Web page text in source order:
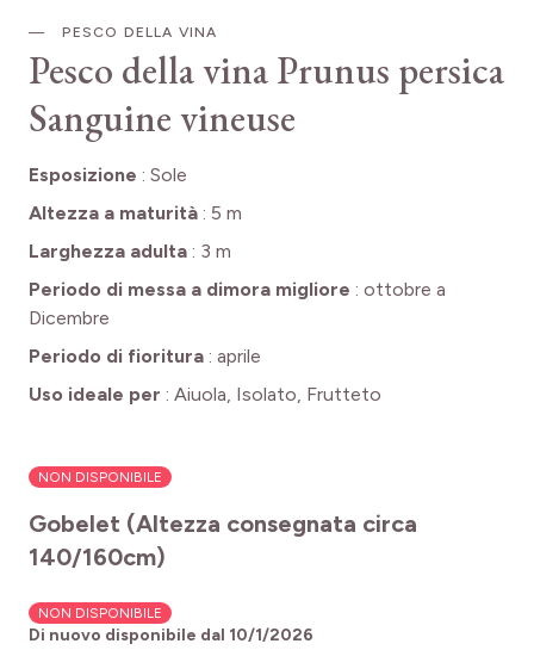
PESCO DELLA VINA
Pesco della vinaPrunus persica
Sanguine vineuse
Esposizione : Sole
Altezza a maturità : 5 m
Larghezza adulta : 3 m
Periodo di messa a dimora migliore : ottobre a
Dicembre
Periodo di fioritura : aprile
Uso ideale per : Aiuola, Isolato, Frutteto
NON DISPONIBILE
Gobelet (Altezza consegnata circa
140/160cm)
NON DISPONIBILE
Di nuovo disponibile dal 10/1/2026